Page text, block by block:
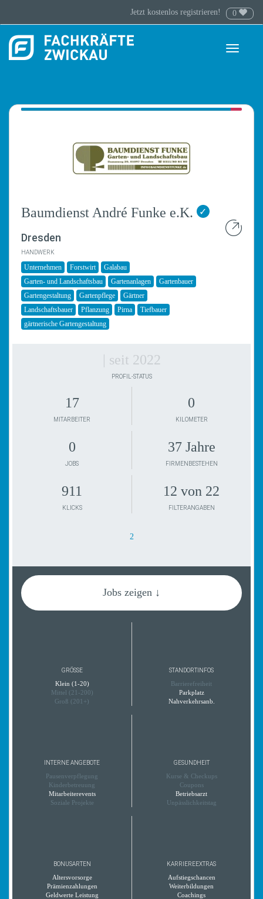
Jetzt kostenlos registrieren! 0
Toggle
Baumdienst André Funke e.K. ✓
Dresden
HANDWERK
Unternehmen Forstwirt
Galabau
Garten- und Landschaftsbau
Gartenanlagen
Gartenbauer
Gartengestaltung
Gartenpflege
Gärtner
Landschaftsbauer
Pflanzung Pirna
Tiefbauer
gärtnerische Gartengestaltung
| seit 2022
PROFIL-STATUS
17
MITARBEITER
0
KILOMETER
0
JOBS
37 Jahre
FIRMENBESTEHEN
911
KLICKS
12 von 22
FILTERANGABEN
2
Jobs zeigen ↓
GRÖSSE
Klein (1-20)
Mittel (21-200)
Groß (201+)
STANDORTINFOS
Barrierefreiheit
Parkplatz
Nahverkehrsanb.
INTERNE ANGEBOTE
Pausenverpflegung
Kinderbetreuung
Mitarbeiterevents
Soziale Projekte
GESUNDHEIT
Kurse & Checkups
Coupons
Betriebsarzt
Unpässlichkeitstag
BONUSARTEN
Altersvorsorge
Prämienzahlungen
Geldwerte Leistung
KARRIEREEXTRAS
Aufstiegschancen
Weiterbildungen
Coachings